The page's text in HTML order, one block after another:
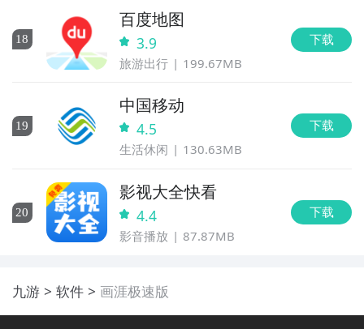
18
百度地图
3.9
旅游出行 199.67MB
下载
19
中国移动
4.5
生活休闲 130.63MB
下载
20
影视大全快看
4.4
影音播放 87.87MB
下载
九游 软件 画涯极速版